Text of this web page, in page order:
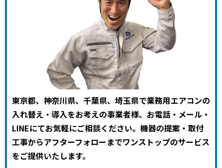
東京都、神奈川県、千葉県、埼玉県で業務用エアコンの
入れ替え・導入をお考えの事業者様、お電話・メール・
LINEにてお気軽にご相談ください。機器の提案・取付
工事からアフターフォローまでワンストップのサービス
をご提供いたします。